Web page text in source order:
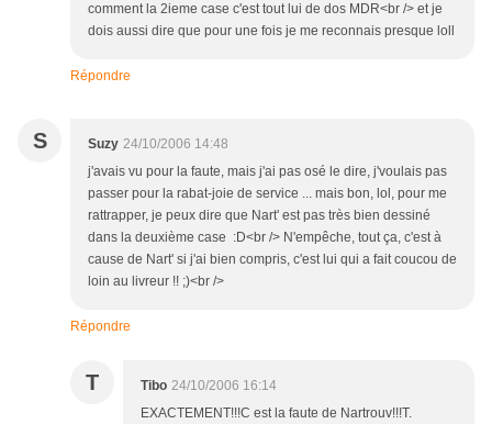
comment la 2ieme case c'est tout lui de dos MDR<br /> et je
dois aussi dire que pour une fois je me reconnais presque loll
Répondre
S Suzy 24/10/2006 14:48
j'avais vu pour la faute, mais j'ai pas osé le dire, j'voulais pas
passer pour la rabat-joie de service ... mais bon, lol, pour me
rattrapper, je peux dire que Nart' est pas très bien dessiné
dans la deuxième case :D<br /> N'empêche, tout ça, c'est à
cause de Nart' si j'ai bien compris, c'est lui qui a fait coucou de
loin au livreur !! ;)<br />
Répondre
T Tibo 24/10/2006 16:14
EXACTEMENT!!!C est la faute de Nartrouv!!!T.